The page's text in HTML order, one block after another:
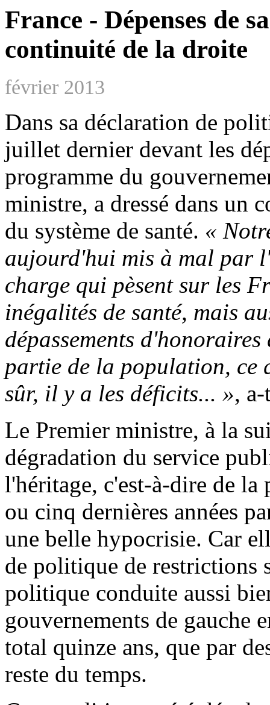
France - Dépenses de
continuité de la droite
février 2013
Dans sa déclaration de
juillet dernier devant les
programme du
ministre, a dressé dans un
du système de santé. «
aujourd'hui mis à mal par
charge qui pèsent sur les
inégalités de santé, mais
dépassements
partie de la population, ce
sûr, il y a les déficits... »,
Le Premier ministre, à la
dégradation du service
l'héritage, c'est-à-dire de la
ou cinq dernières années
une belle hypocrisie. Car
de politique de restrictions
politique conduite aussi
gouvernements de gauche
total quinze ans, que par
reste du temps.